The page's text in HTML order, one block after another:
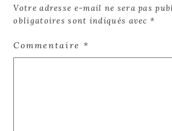
Votre adresse e-mail ne sera pas
obligatoires sont indiqués avec*
Commentaire*